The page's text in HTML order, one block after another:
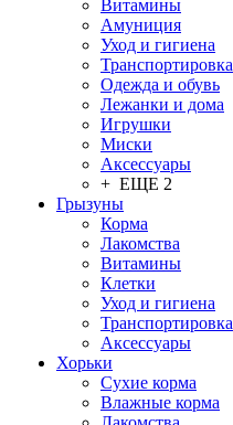
Витамины
Амуниция
Уход и гигиена
Транспортировка
Одежда и обувь
Лежанки и дома
Игрушки
Миски
Аксессуары
+ ЕЩЕ 2
Грызуны
Корма
Лакомства
Витамины
Клетки
Уход и гигиена
Транспортировка
Аксессуары
Хорьки
Сухие корма
Влажные корма